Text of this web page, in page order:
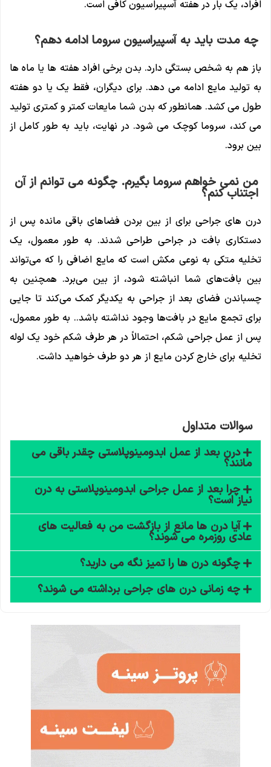
افراد، یک بار در هفته آسپیراسیون کافی است.
چه مدت باید به آسپیراسیون سروما ادامه دهم؟
باز هم به شخص بستگی دارد. بدن برخی افراد هفته ها یا ماه ها
به تولید مایع ادامه می دهد. برای دیگران، فقط یک یا دو هفته
طول می کشد. همانطور که بدن شما مایعات کمتر و کمتری تولید
می کند، سروما کوچک می شود. در نهایت، باید به طور کامل از
بین برود.
من نمی خواهم سروما بگیرم. چگونه می توانم از آن
اجتناب کنم؟
درن های جراحی برای از بین بردن فضاهای باقی مانده پس از
دستکاری بافت در جراحی طراحی شدند. به طور معمول، یک
تخلیه متکی به نوعی مکش است که مایع اضافی را که می‌تواند
بین بافت‌های شما انباشته شود، از بین می‌برد. همچنین به
چسباندن فضای بعد از جراحی به یکدیگر کمک می‌کند تا جایی
برای تجمع مایع در بافت‌ها وجود نداشته باشد.. به طور معمول،
پس از عمل جراحی شکم، احتمالاً در هر طرف شکم خود یک لوله
تخلیه برای خارج کردن مایع از هر دو طرف خواهید داشت.
سوالات متداول
درن بعد از عمل ابدومینوپلاستی چقدر باقی می
مانند؟
چرا بعد از عمل جراحی ابدومینوپلاستی به درن
نیاز است؟
آیا درن ها مانع از بازگشت من به فعالیت های
عادی روزمره می شوند؟
چگونه درن ها را تمیز نگه می دارید؟
چه زمانی درن های جراحی برداشته می شوند؟